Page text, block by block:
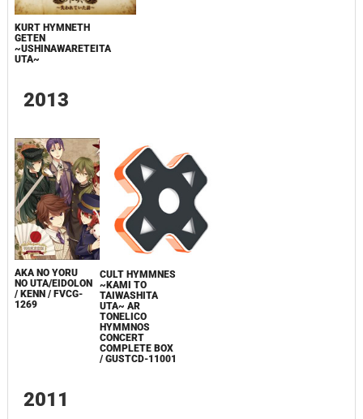
KURT HYMNETH
GETEN
~USHINAWARETEITA
UTA~
2013
AKA NO YORU
NO UTA/EIDOLON
/ KENN / FVCG-
1269
CULT HYMMNES
~KAMI TO
TAIWASHITA
UTA~ AR
TONELICO
HYMMNOS
CONCERT
COMPLETE BOX
/ GUSTCD-11001
2011